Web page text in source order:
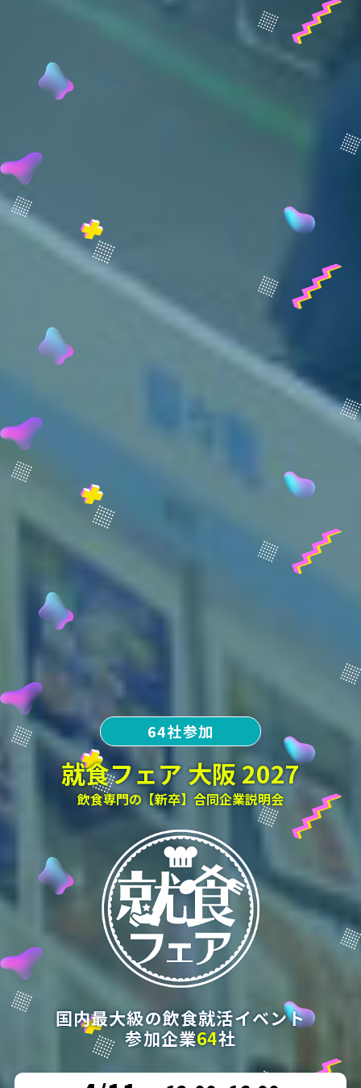
64社参加
就食フェア 大阪 2027
飲食専門の【新卒】合同企業説明会
国内最大級の飲食就活イベント
参加企業64社